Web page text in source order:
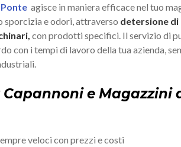
agisce in maniera efficace nel tuo
sporcizia e odori, attraverso detersione di
con prodotti specifici. Il servizio di
con i tempi di lavoro della tua azienda,
e Magazzini
veloci con prezzi e costi